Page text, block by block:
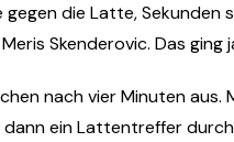
gegen die Latte,
Skenderovic. Das ging
nach vier Minuten
dann ein Lattentreffer